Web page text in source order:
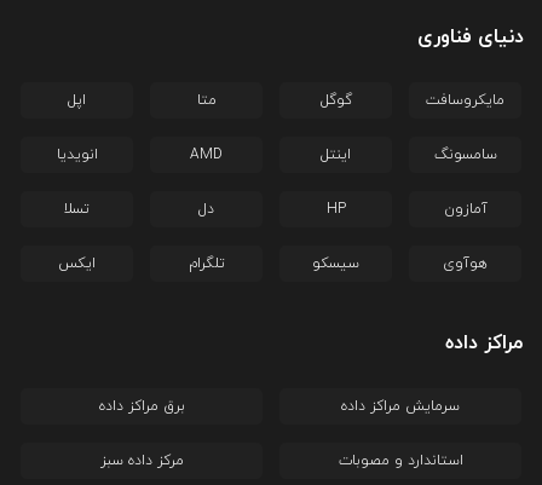
دنیای فناوری
مایکروسافت گوگل متا اپل
سامسونگ اینتل AMD انویدیا
آمازون HP دل تسلا
هوآوی سیسکو تلگرام ایکس
مراکز داده
سرمایش مراکز داده برق مراکز داده
استاندارد و مصوبات مرکز داده سبز